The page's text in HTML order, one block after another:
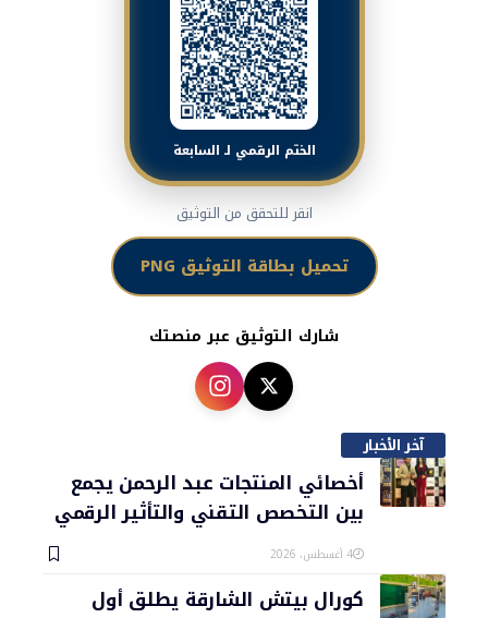
الختم الرقمي لـ السابعة
انقر للتحقق من التوثيق
تحميل بطاقة التوثيق PNG
شارك التوثيق عبر منصتك
آخر الأخبار
أخصائي المنتجات عبد الرحمن يجمع
بين التخصص التقني والتأثير الرقمي
4 أغسطس، 2026
كورال بيتش الشارقة يطلق أول